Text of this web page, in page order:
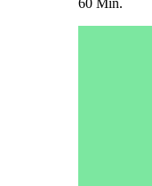
60 Min.